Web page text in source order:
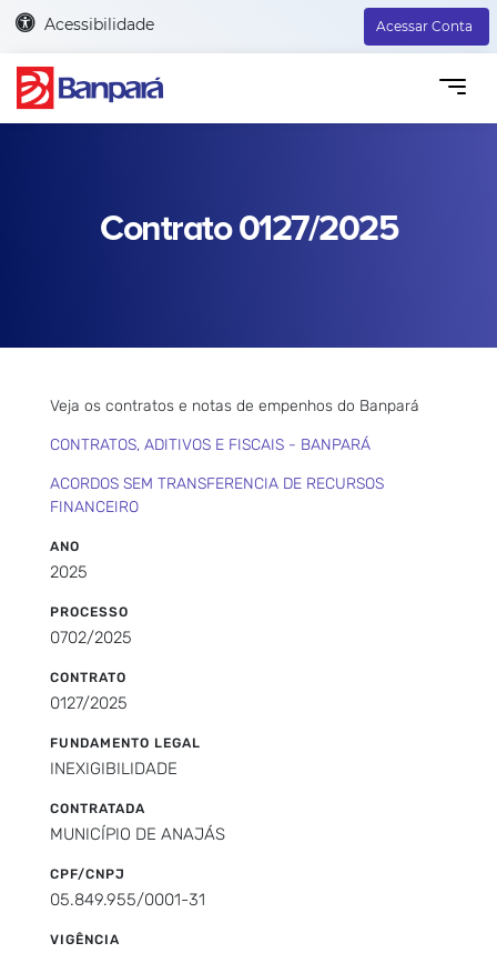
Acessibilidade Acessar Conta
Contrato 0127/2025
Veja os contratos e notas de empenhos do Banpará
CONTRATOS, ADITIVOS E FISCAIS - BANPARÁ
ACORDOS SEM TRANSFERENCIA DE RECURSOS
FINANCEIRO
ANO
2025
PROCESSO
0702/2025
CONTRATO
0127/2025
FUNDAMENTO LEGAL
INEXIGIBILIDADE
CONTRATADA
MUNICÍPIO DE ANAJÁS
CPF/CNPJ
05.849.955/0001-31
VIGÊNCIA